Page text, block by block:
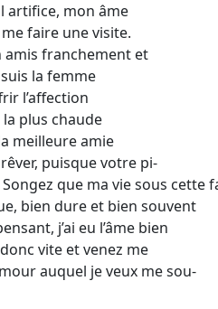
artifice, mon âme
faire une visite.
amis franchement et
la femme
l’affection
plus chaude
meilleure amie
puisque votre pi-
que ma vie sous cette
bien dure et bien souvent
j’ai eu l’âme bien
vite et venez me
auquel je veux me sou-